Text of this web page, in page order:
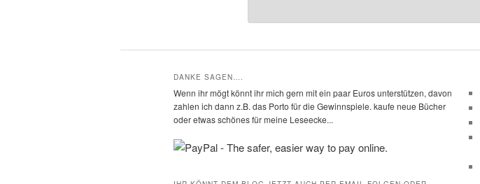
DANKE SAGEN….
Wenn ihr mögt könnt ihr mich gern mit ein paar Euros unterstützen, davon
zahlen ich dann z.B. das Porto für die Gewinnspiele. kaufe neue Bücher
oder etwas schönes für meine Leseecke...